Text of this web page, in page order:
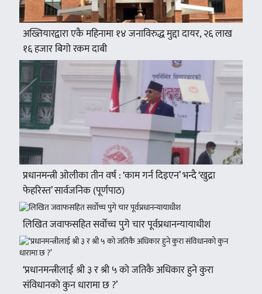
अख्तियारद्वारा एकै महिनामा १४ जनाविरुद्ध मुद्दा दायर, २६ लाख
१६ हजार बिगो रकम दाबी
प्रधानमन्त्री ओलीका तीन वर्ष : ‘काम गर्न दिइएन’ भन्दै ‘खुद्रा
फेहरिस्त’ सार्वजनिक (पूर्णपाठ)
लिखित जवाफसहित सर्वोच्च पुगे चार पूर्वप्रधानन्यायाधीश
‘प्रधानमन्त्रीलाई श्री ३ र श्री ५ को जतिकै अधिकार हुने कुरा
संविधानको कुन धारामा छ ?’